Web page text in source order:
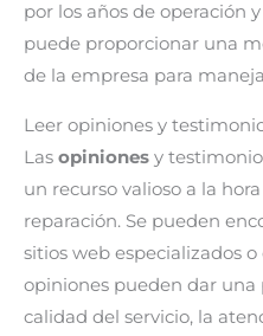
por los años de operación
puede proporcionar una
de la empresa para
Leer opiniones y
Las opiniones y
un recurso valioso a la
reparación. Se pueden
sitios web especializados o
opiniones pueden dar una
calidad del servicio, la